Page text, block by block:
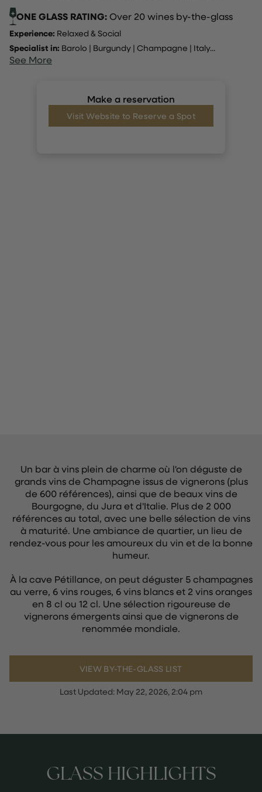
ONE GLASS RATING:Over 20 wines by-the-glass
Experience: Relaxed & Social
Specialist in: Barolo | Burgundy | Champagne | Italy...
See More
Make a reservation
Visit Website to Reserve a Spot
Un bar à vins plein de charme où l'on déguste de
grands vins de Champagne issus de vignerons (plus
de 600 références), ainsi que de beaux vins de
Bourgogne, du Jura et d'Italie. Plus de 2 000
références au total, avec une belle sélection de vins
à maturité. Une ambiance de quartier, un lieu de
rendez-vous pour les amoureux du vin et de la bonne
humeur.
À la cave Pétillance, on peut déguster 5 champagnes
au verre, 6 vins rouges, 6 vins blancs et 2 vins oranges
en 8 cl ou 12 cl. Une sélection rigoureuse de
vignerons émergents ainsi que de vignerons de
renommée mondiale.
VIEW BY-THE-GLASS LIST
Last Updated: May 22, 2026, 2:04 pm
GLASS HIGHLIGHTS